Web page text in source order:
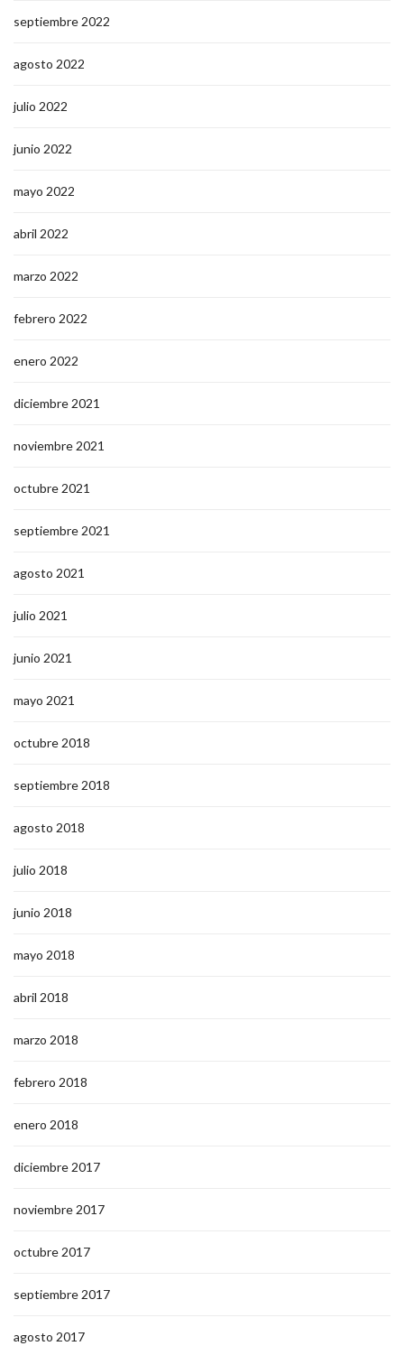
septiembre 2022
agosto 2022
julio 2022
junio 2022
mayo 2022
abril 2022
marzo 2022
febrero 2022
enero 2022
diciembre 2021
noviembre 2021
octubre 2021
septiembre 2021
agosto 2021
julio 2021
junio 2021
mayo 2021
octubre 2018
septiembre 2018
agosto 2018
julio 2018
junio 2018
mayo 2018
abril 2018
marzo 2018
febrero 2018
enero 2018
diciembre 2017
noviembre 2017
octubre 2017
septiembre 2017
agosto 2017